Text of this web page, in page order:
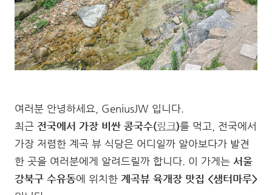
여러분 안녕하세요, GeniusJW 입니다.
최근 전국에서 가장 비싼 콩국수(링크)를 먹고, 전국에서
가장 저렴한 계곡 뷰 식당은 어디일까 알아보다가 발견
한 곳을 여러분에게 알려드릴까 합니다. 이 가게는 서울
강북구 수유동에 위치한 계곡뷰 육개장 맛집 <샘터마루>